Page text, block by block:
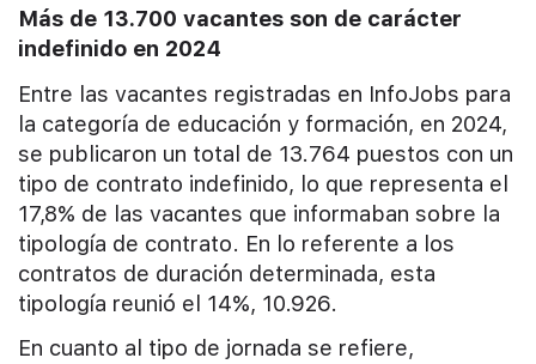
Más de 13.700 vacantes son de carácter
indefinido en 2024
Entre las vacantes registradas en InfoJobs para
la categoría de educación y formación, en 2024,
se publicaron un total de 13.764 puestos con un
tipo de contrato indefinido, lo que representa el
17,8% de las vacantes que informaban sobre la
tipología de contrato. En lo referente a los
contratos de duración determinada, esta
tipología reunió el 14%, 10.926.
En cuanto al tipo de jornada se refiere,